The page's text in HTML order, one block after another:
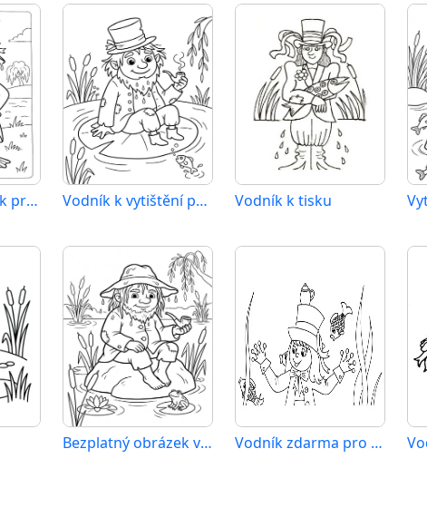
Bezplatný vodník pro děti Vodník k vytištění pro děti Vodník k tisku
Bezplatný obrázek vodníka Vodník zdarma pro děti